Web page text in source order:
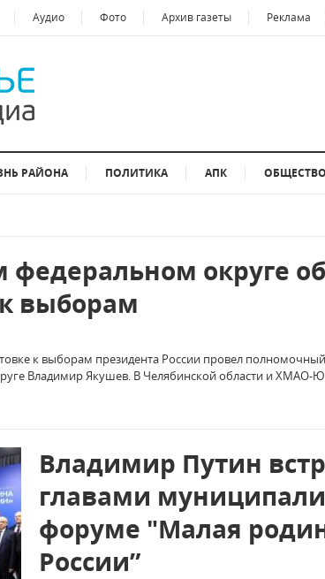
Аудио Фото Архив газеты Реклама
РАЙОНА ПОЛИТИКА АПК ОБЩЕСТВО
федеральном округе
выборам
к выборам президента России провел полномочный
Владимир Якушев. В Челябинской области и ХМАО-
Владимир Путин
главами
форуме "Малая
России”